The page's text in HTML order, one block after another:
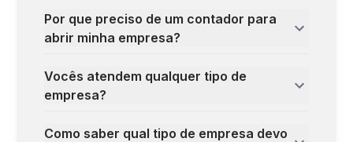
Por que preciso de um contador para
abrir minha empresa?
Vocês atendem qualquer tipo de
empresa?
Como saber qual tipo de empresa devo